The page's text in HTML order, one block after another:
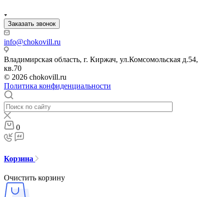
Заказать звонок
info@chokovill.ru
Владимирская область, г. Киржач, ул.Комсомольская д.54,
кв.70
© 2026 chokovill.ru
Политика конфиденциальности
0
Корзина
Очистить корзину